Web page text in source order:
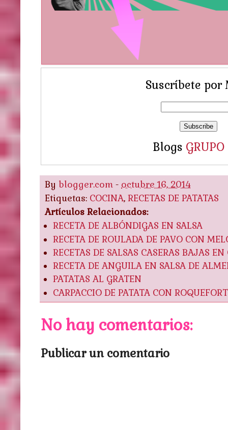
Suscríbete por
Blogs
By blogger.com - octubre 16, 2014
Etiquetas: COCINA, RECETAS DE PATATAS
Artículos Relacionados:
RECETA DE ALBÓNDIGAS EN SALSA
RECETA DE ROULADA DE PAVO CON
RECETAS DE SALSAS CASERAS BAJAS
RECETA DE ANGUILA EN SALSA DE
PATATAS AL GRATEN
CARPACCIO DE PATATA CON ROQUEFORT
No hay comentarios:
Publicar un comentario